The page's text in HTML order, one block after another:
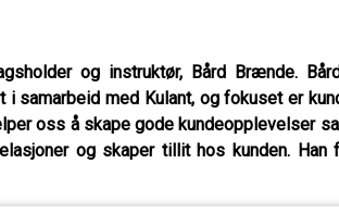
og instruktør, Bård Brænde.
samarbeid med Kulant, og fokuset er
oss å skape gode kundeopplevelser
og skaper tillit hos kunden.